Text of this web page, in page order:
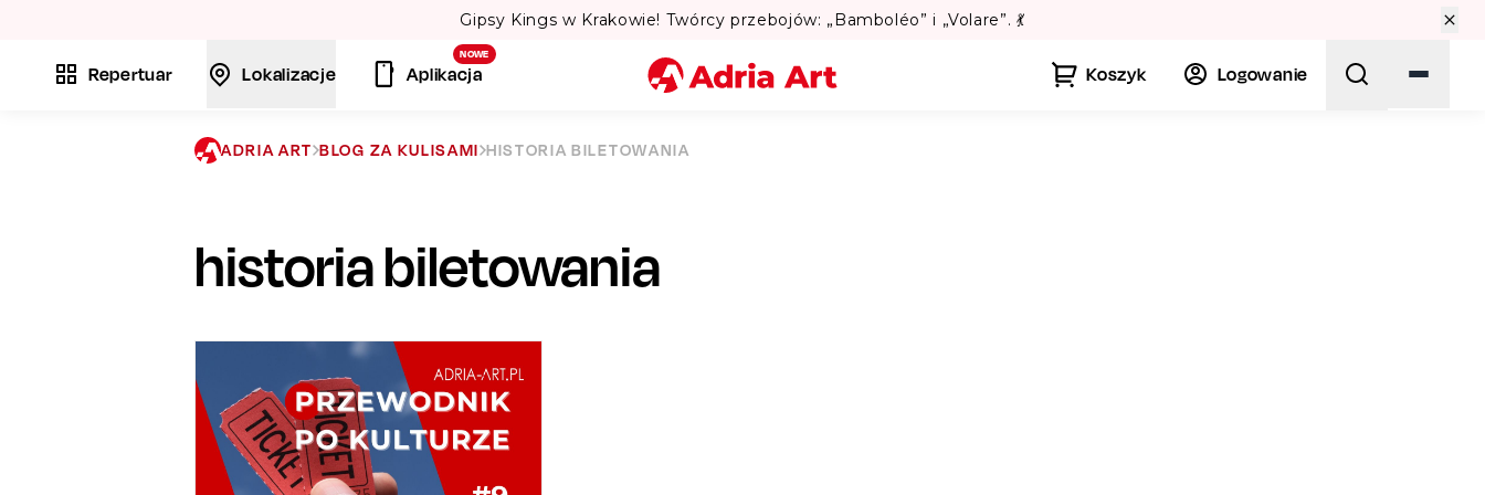
Lato w Warszawie? Sprawdź Teatralne Lato w Pałacu Kultury! 🏛️
Repertuar Lokalizacje
NOWE
Aplikacja Koszyk Logowanie
ADRIA ART BLOG ZA KULISAMI HISTORIA BILETOWANIA
historia biletowania